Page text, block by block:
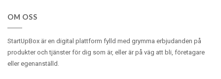
OM OSS
StartUpBox är en digital plattform fylld med grymma erbjudanden på
produkter och tjänster för dig som är, eller är på väg att bli, företagare
eller egenanställd.